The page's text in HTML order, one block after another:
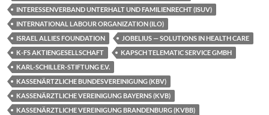
INTERESSENVERBAND UNTERHALT UND FAMILIENRECHT (ISUV)
INTERNATIONAL LABOUR ORGANIZATION (ILO)
ISRAEL ALLIES FOUNDATION
JOBELIUS — SOLUTIONS IN HEALTH CARE
K-FS AKTIENGESELLSCHAFT
KAPSCH TELEMATIC SERVICE GMBH
KARL-SCHILLER-STIFTUNG E.V.
KASSENÄRTZLICHE BUNDESVEREINIGUNG (KBV)
KASSENÄRZTLICHE VEREINIGUNG BAYERNS (KVB)
KASSENÄRZTLICHE VEREINIGUNG BRANDENBURG (KVBB)